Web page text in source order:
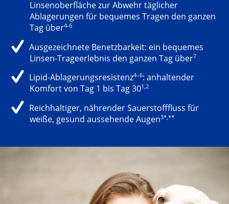
Linsenoberfläche zur Abwehr täglicher
Ablagerungen für bequemes Tragen den ganzen
Tag über4-6
Ausgezeichnete Benetzbarkeit: ein bequemes
Linsen-Trageerlebnis den ganzen Tag über7
Lipid-Ablagerungsresistenz4–6: anhaltender
Komfort von Tag 1 bis Tag 301,2
Reichhaltiger, nährender Sauerstofffluss für
weiße, gesund aussehende Augen3*,**